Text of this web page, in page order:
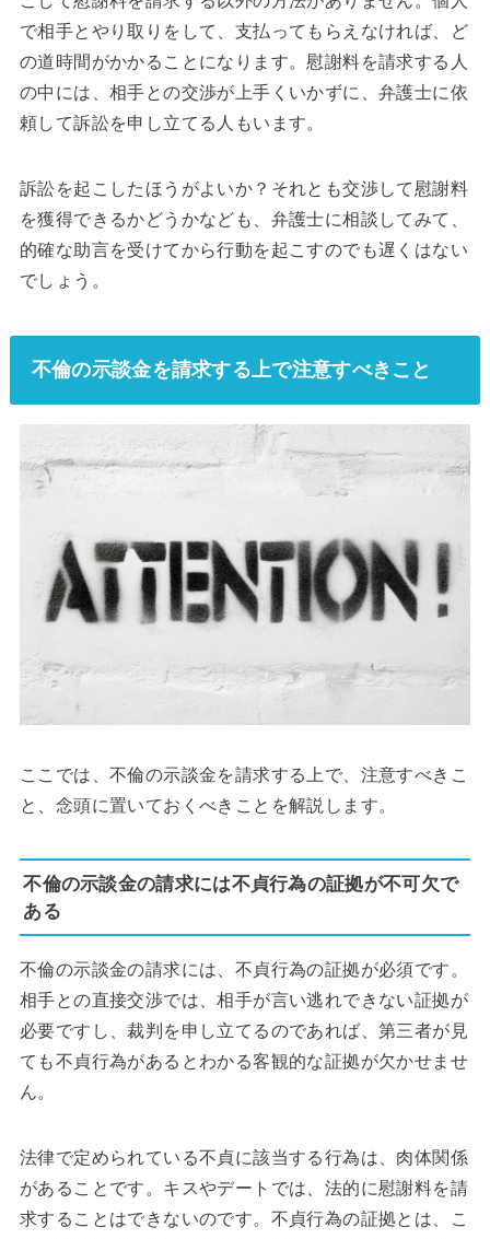
で相手とやり取りをして、支払ってもらえなければ、ど
の道時間がかかることになります。慰謝料を請求する人
の中には、相手との交渉が上手くいかずに、弁護士に依
頼して訴訟を申し立てる人もいます。
訴訟を起こしたほうがよいか？それとも交渉して慰謝料
を獲得できるかどうかなども、弁護士に相談してみて、
的確な助言を受けてから行動を起こすのでも遅くはない
でしょう。
不倫の示談金を請求する上で注意すべきこと
ここでは、不倫の示談金を請求する上で、注意すべきこ
と、念頭に置いておくべきことを解説します。
不倫の示談金の請求には不貞行為の証拠が不可欠で
ある
不倫の示談金の請求には、不貞行為の証拠が必須です。
相手との直接交渉では、相手が言い逃れできない証拠が
必要ですし、裁判を申し立てるのであれば、第三者が見
ても不貞行為があるとわかる客観的な証拠が欠かせませ
ん。
法律で定められている不貞に該当する行為は、肉体関係
があることです。キスやデートでは、法的に慰謝料を請
求することはできないのです。不貞行為の証拠とは、こ